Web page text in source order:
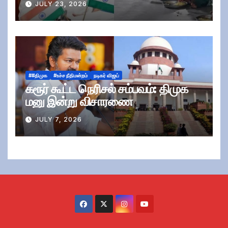
JULY 23, 2026
##திமுக #உச்ச நீதிமன்றம் நடிகர் விஜய்
கரூர் கூட்ட நெரிசல் சம்பவம்: திமுக
மனு இன்று விசாரணை
JULY 7, 2026